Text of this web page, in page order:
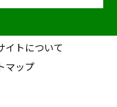
イトについて
マップ